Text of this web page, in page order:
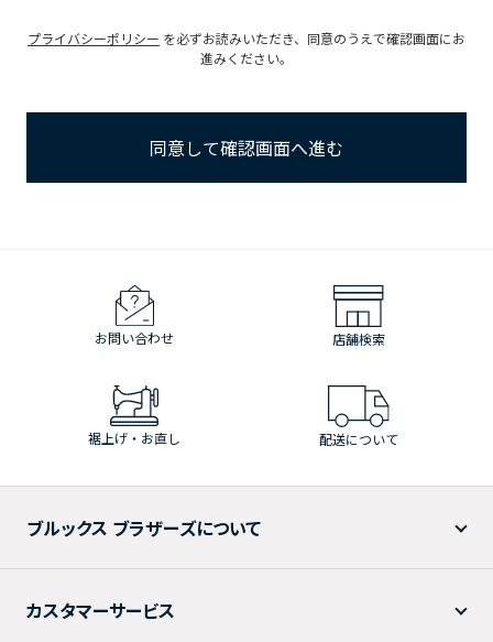
プライバシーポリシー を必ずお読みいただき、同意のうえで確認画面にお
進みください。
同意して確認画面へ進む
お問い合わせ 店舗検索
裾上げ・お直し 配送について
ブルックス ブラザーズについて
カスタマーサービス